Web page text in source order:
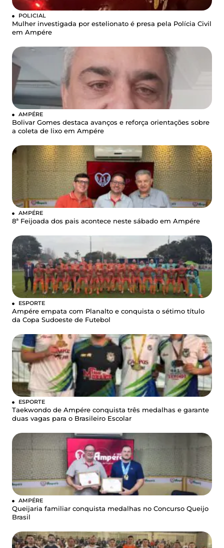
POLICIAL
Mulher investigada por estelionato é presa pela Polícia Civil
em Ampére
AMPÉRE
Bolivar Gomes destaca avanços e reforça orientações sobre
a coleta de lixo em Ampére
AMPÉRE
8ª Feijoada dos pais acontece neste sábado em Ampére
ESPORTE
Ampére empata com Planalto e conquista o sétimo título
da Copa Sudoeste de Futebol
ESPORTE
Taekwondo de Ampére conquista três medalhas e garante
duas vagas para o Brasileiro Escolar
AMPÉRE
Queijaria familiar conquista medalhas no Concurso Queijo
Brasil